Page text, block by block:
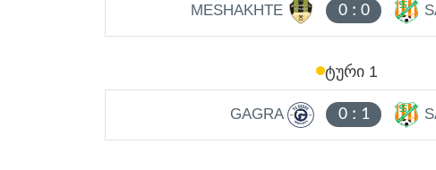
MESHAKHTE 0: 0
ᲢᲣᲠᲘ 1
GAGRA 0: 1